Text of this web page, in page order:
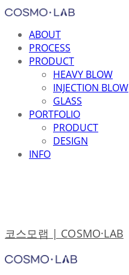
ABOUT
PROCESS
PRODUCT
HEAVY BLOW
INJECTION BLOW
GLASS
PORTFOLIO
PRODUCT
DESIGN
INFO
코스모랩 | COSMO·LAB